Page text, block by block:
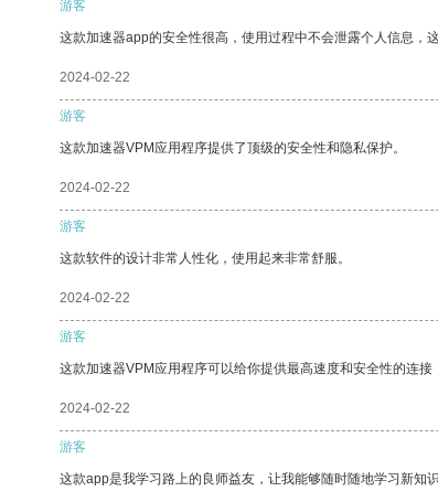
游客
这款加速器app的安全性很高，使用过程中不会泄露个人信息，
2024-02-22
游客
这款加速器VPM应用程序提供了顶级的安全性和隐私保护。
2024-02-22
游客
这款软件的设计非常人性化，使用起来非常舒服。
2024-02-22
游客
这款加速器VPM应用程序可以给你提供最高速度和安全性的连接
2024-02-22
游客
这款app是我学习路上的良师益友，让我能够随时随地学习新知识